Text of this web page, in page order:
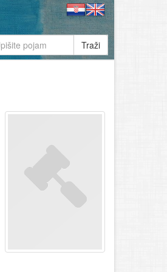
Traži